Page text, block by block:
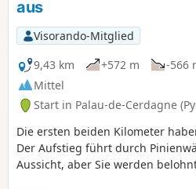
aus
Visorando-Mitglied
9,43 km
+572 m -566
Mittel
Start in Palau-de-Cerdagne
Die ersten beiden Kilometer
Der Aufstieg führt durch
Aussicht, aber Sie werden